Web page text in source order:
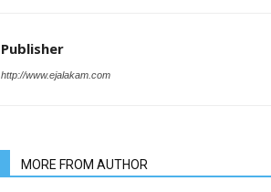
Publisher
http://www.ejalakam.com
MORE FROM AUTHOR